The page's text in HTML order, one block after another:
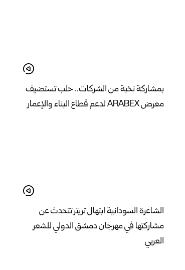
بمشاركة نخبة من الشركات.. حلب تستضيف
معرض ARABEX لدعم قطاع البناء والإعمار
الشاعرة السودانية ابتهال تريتر تتحدث عن
مشاركتها في مهرجان دمشق الدولي للشعر
العربي